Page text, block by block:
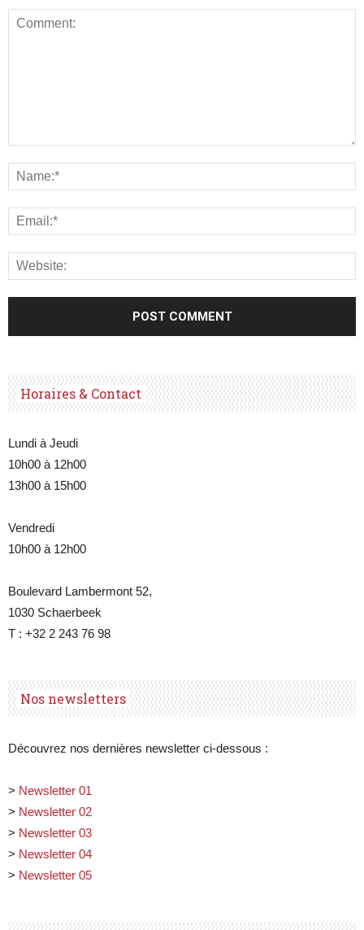
Horaires & Contact
Lundi à Jeudi
10h00 à 12h00
13h00 à 15h00
Vendredi
10h00 à 12h00
Boulevard Lambermont 52,
1030 Schaerbeek
T : +32 2 243 76 98
Nos newsletters
Découvrez nos dernières newsletter ci-dessous :
> Newsletter 01
> Newsletter 02
> Newsletter 03
> Newsletter 04
> Newsletter 05